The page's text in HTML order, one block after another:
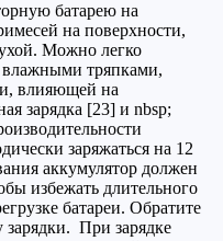
батарею на
на поверхности,
Можно легко
влажными тряпками,
влияющей на
зарядка [23] и nbsp;
заряжаться на 12
аккумулятор должен
избежать длительного
батареи. Обратите
При зарядке